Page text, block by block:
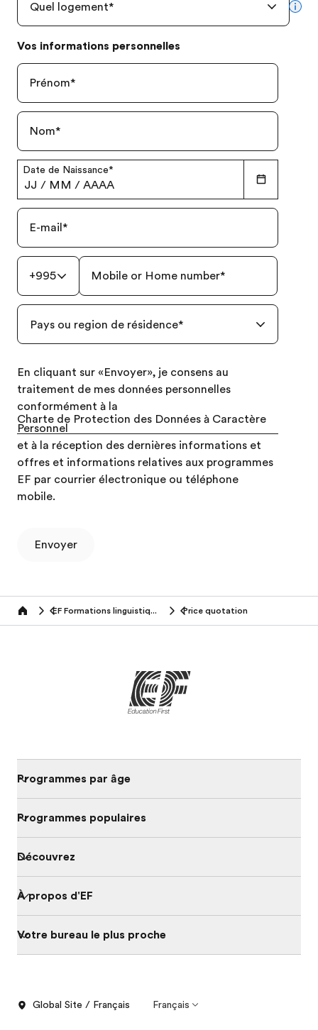
Quel logement*
Vos informations personnelles
Prénom*
Nom*
Date de Naissance*
JJ / MM / AAAA
E-mail *
+995 Mobile or Home number*
Pays ou region de résidence*
En cliquant sur «Envoyer», je consens au
traitement de mes données personnelles
conformément à la
Charte de Protection des Données à Caractère
Personnel
et à la réception des dernières informations et
offres et informations relatives aux programmes
EF par courrier électronique ou téléphone
mobile.
Envoyer
Home EF Formations linguistiques à l'étranger (50+ ans) Price quotation
Programmes par âge
Programmes populaires
Découvrez
À propos d'EF
Votre bureau le plus proche
Global Site / Français Français